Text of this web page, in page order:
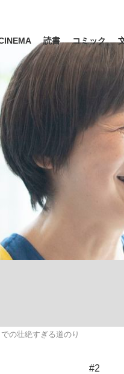
インタビュー
ま解散」WBC日本代表“敗戦
る将棋、読む将棋
読書 コミック
内田有紀
#松田聖子
の壮絶すぎる道のり
#2